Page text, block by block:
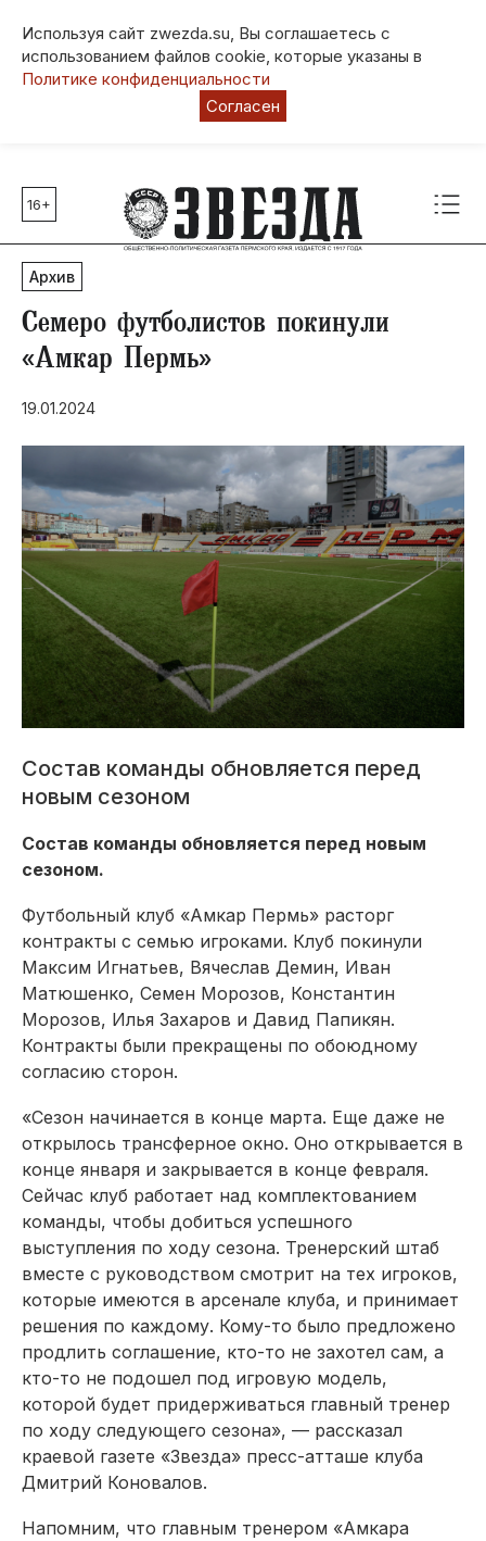
Используя сайт zwezda.su, Вы соглашаетесь с
использованием файлов cookie, которые указаны в
Политике конфиденциальности
Согласен
Главные темы
80 лет Победы
Молодежная столица РФ
СВО
Выборы в Пермском крае
Социальная поддержка
Инфраструктура
Благоустройство
16+
Архив
Семеро футболистов покинули
«Амкар Пермь»
19.01.2024
Состав команды обновляется перед
новым сезоном
Состав команды обновляется перед новым
сезоном.
Футбольный клуб «Амкар Пермь» расторг
контракты с семью игроками. Клуб покинули
Максим Игнатьев, Вячеслав Демин, Иван
Матюшенко, Семен Морозов, Константин
Морозов, Илья Захаров и Давид Папикян.
Контракты были прекращены по обоюдному
согласию сторон.
«Сезон начинается в конце марта. Еще даже не
открылось трансферное окно. Оно открывается в
конце января и закрывается в конце февраля.
Сейчас клуб работает над комплектованием
команды, чтобы добиться успешного
выступления по ходу сезона. Тренерский штаб
вместе с руководством смотрит на тех игроков,
которые имеются в арсенале клуба, и принимает
решения по каждому. Кому-то было предложено
продлить соглашение, кто-то не захотел сам, а
кто-то не подошел под игровую модель,
которой будет придерживаться главный тренер
по ходу следующего сезона», — рассказал
краевой газете «Звезда» пресс-атташе клуба
Дмитрий Коновалов.
Напомним, что главным тренером «Амкара